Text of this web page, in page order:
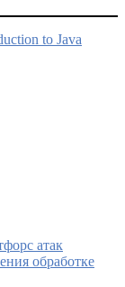
to Java
атак
обработке